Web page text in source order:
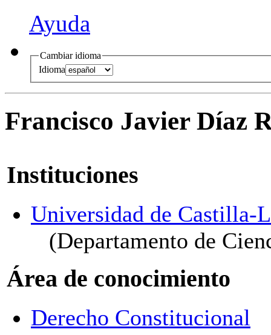
Ayuda
Cambiar idioma
Idioma
Francisco Javier Díaz
Instituciones
Universidad de Castilla-
(Departamento de
Área de conocimiento
Derecho Constitucional